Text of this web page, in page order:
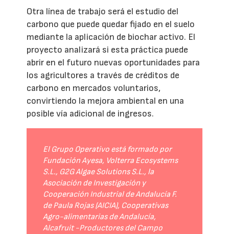
Otra línea de trabajo será el estudio del
carbono que puede quedar fijado en el suelo
mediante la aplicación de biochar activo. El
proyecto analizará si esta práctica puede
abrir en el futuro nuevas oportunidades para
los agricultores a través de créditos de
carbono en mercados voluntarios,
convirtiendo la mejora ambiental en una
posible vía adicional de ingresos.
El Grupo Operativo está formado por
Fundación Ayesa, Volterra Ecosystems
S.L., G2G Algae Solutions S.L., la
Asociación de Investigación y
Cooperación Industrial de Andalucía F.
de Paula Rojas (AICIA), Cooperativas
Agro-alimentarias de Andalucía,
Alcafruit -Productores del Campo